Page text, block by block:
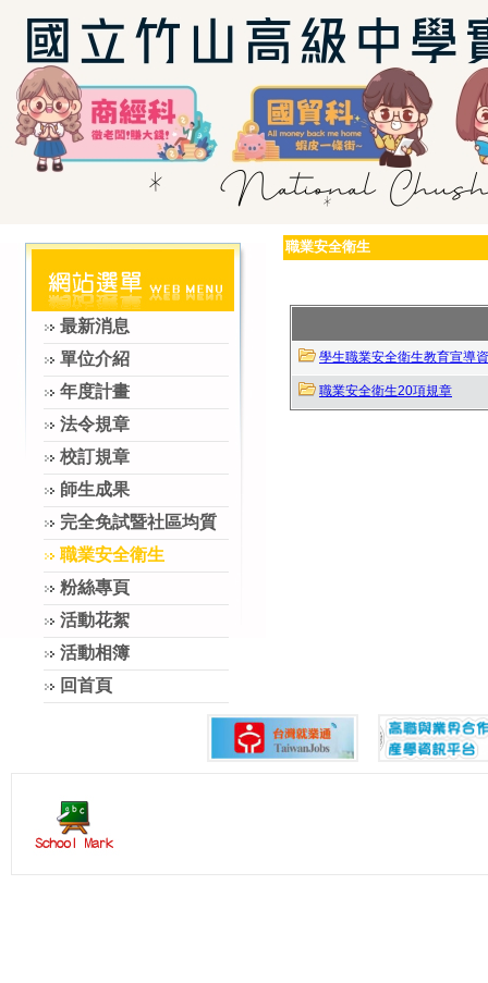
最新消息
單位介紹
年度計畫
法令規章
校訂規章
師生成果
完全免試暨社區均質
職業安全衛生
粉絲專頁
活動花絮
活動相簿
回首頁
職業安全衛生
學生職業安全衛生教育宣導
職業安全衛生20項規章